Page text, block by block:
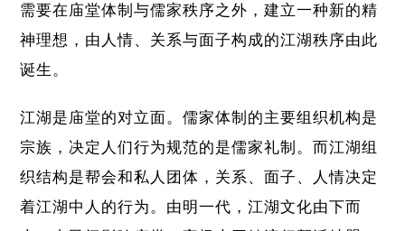
需要在庙堂体制与儒家秩序之外，建立一种新的精
神理想，由人情、关系与面子构成的江湖秩序由此
诞生。
江湖是庙堂的对立面。儒家体制的主要组织机构是
宗族，决定人们行为规范的是儒家礼制。而江湖组
织结构是帮会和私人团体，关系、面子、人情决定
着江湖中人的行为。由明一代，江湖文化由下而